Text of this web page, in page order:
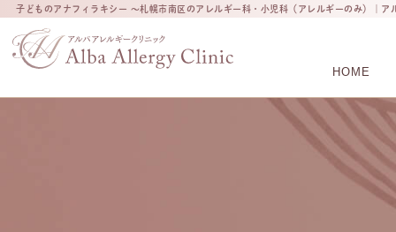
子どものアナフィラキシー ～札幌市南区のアレルギー科・小児科（アレルギーのみ）｜ア
HOME